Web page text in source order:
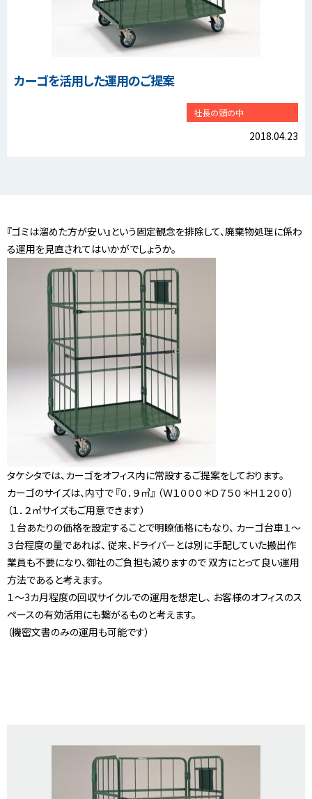
カーゴを活用した運用のご提案
社長の頭の中
2018.04.23
『ゴミは溜めた方が安い』という固定観念を排除して、廃棄物処理に係わ
る運用を見直されてはいかがでしょうか。
タケシタでは、カーゴをオフィス内に常設するご提案をしております。
カーゴのサイズは、内寸で 『０．９㎥』 （Ｗ１０００＊Ｄ７５０＊Ｈ１２００）
（１．２㎥サイズもご用意できます）
１台あたりの価格を設定することで明瞭価格にもなり、 カーゴ台車１～
３台程度の量であれば、 従来、ドライバーとは別に手配していた搬出作
業員も不要になり、御社のご負担も減りますので 双方にとって良い運用
方法であると考えます。
１～3カ月程度の回収サイクルでの運用を想定し、 お客様のオフィスのス
ペースの有効活用にも繋がるものと考えます。
（機密文書のみの運用も可能です）